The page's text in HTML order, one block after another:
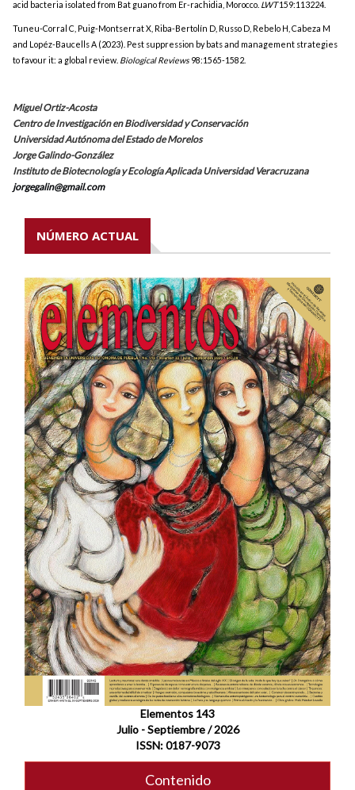
acid bacteria isolated from Bat guano from Er-rachidia, Morocco. LWT159:113224.
Tuneu-Corral C, Puig-Montserrat X, Riba-Bertolín D, Russo D, Rebelo H, Cabeza M
and Lopéz-Baucells A (2023). Pest suppression by bats and management strategies
to favour it: a global review. Biological Reviews 98:1565-1582.
Miguel Ortiz-Acosta
Centro de Investigación en Biodiversidady Conservación
Universidad Autónoma del Estado de Morelos
Jorge Galindo-González
Instituto de Biotecnología y Ecología Aplicada Universidad Veracruzana
jorgegalin@gmail.com
NÚMERO ACTUAL
Elementos 143
Julio - Septiembre / 2026
ISSN: 0187-9073
Contenido